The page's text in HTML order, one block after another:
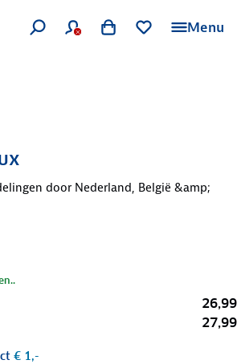
Menu
door Nederland, België &amp;
26,99
27,99
€ 1,-